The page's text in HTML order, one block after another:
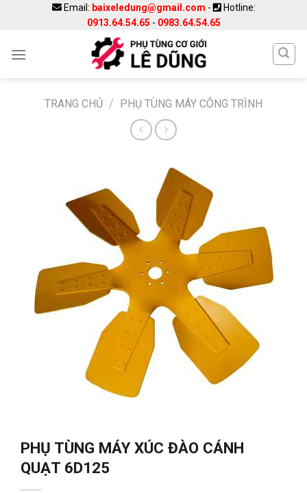
Email: baixeledung@gmail.com -
Hotline:
0913.64.54.65 - 0983.64.54.65
TRANG CHỦ / PHỤ TÙNG MÁY CÔNG TRÌNH
PHỤ TÙNG MÁY XÚC ĐÀO CÁNH
QUẠT 6D125